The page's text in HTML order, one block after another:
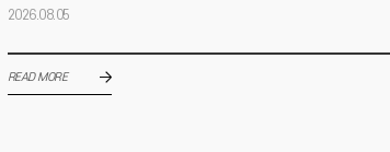
2026.08.05
READ MORE